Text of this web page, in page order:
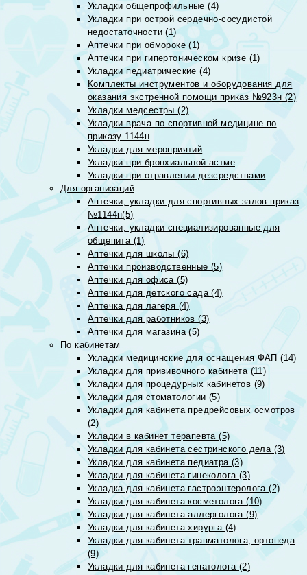
Укладки общепрофильные (4)
Укладки при острой сердечно-сосудистой
недостаточности (1)
Аптечки при обмороке (1)
Аптечки при гипертоническом кризе (1)
Укладки педиатрические (4)
Комплекты инструментов и оборудования для
оказания экстренной помощи приказ №923н (2)
Укладки медсестры (2)
Укладки врача по спортивной медицине по
приказу 1144н
Укладки для мероприятий
Укладки при бронхиальной астме
Укладки при отравлении дезсредствами
Для организаций
Аптечки, укладки для спортивных залов приказ
№1144н(5)
Аптечки, укладки специализированные для
общепита (1)
Аптечки для школы (6)
Аптечки производственные (5)
Аптечки для офиса (5)
Аптечки для детского сада (4)
Аптечка для лагеря (4)
Аптечки для работников (3)
Аптечки для магазина (5)
По кабинетам
Укладки медицинские для оснащения ФАП (14)
Укладки для прививочного кабинета (11)
Укладки для процедурных кабинетов (9)
Укладки для стоматологии (5)
Укладки для кабинета предрейсовых осмотров
(2)
Укладки в кабинет терапевта (5)
Укладки для кабинета сестринского дела (3)
Укладки для кабинета педиатра (3)
Укладки для кабинета гинеколога (3)
Укладка для кабинета гастроэнтеролога (2)
Укладки для кабинета косметолога (10)
Укладки для кабинета аллерголога (9)
Укладки для кабинета хирурга (4)
Укладки для кабинета травматолога, ортопеда
(9)
Укладки для кабинета гепатолога (2)